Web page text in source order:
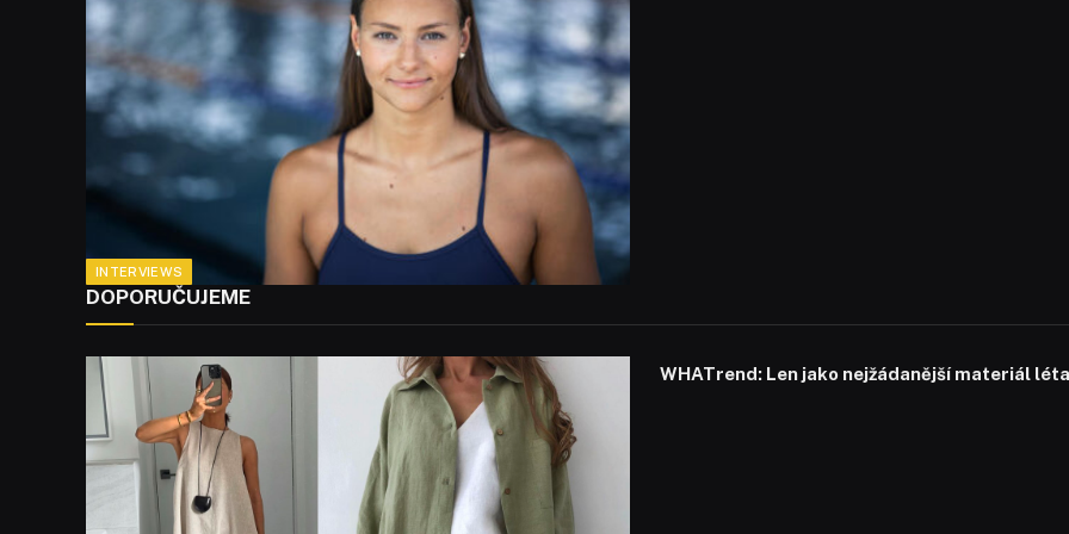
INTERVIEWS
DOPORUČUJEME
WHATrend: Len jako nejžádanější materiál léta